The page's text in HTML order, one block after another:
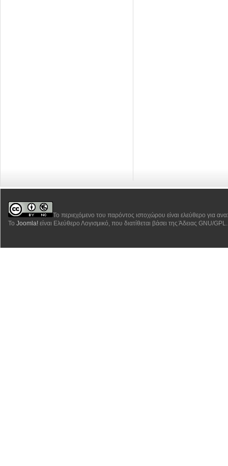
Το περιεχόμενο του παρόντος ιστοχώρου είναι ελεύθερο για
Το Joomla! είναι Ελεύθερο Λογισμικό, που διατίθεται βάσει της Άδειας GNU/